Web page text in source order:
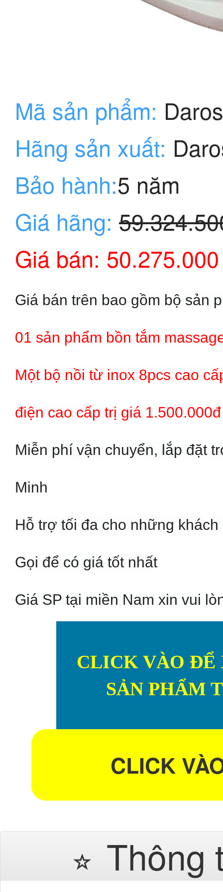
Mã sản phẩm:
Hãng sản xuất:
Bảo hành:5 năm
Giá hãng:
Giá bán:
Giá bán trên bao gồm bộ sản
01 sản phẩm bồn tắm
Một bộ nồi từ inox 8pcs cao
điện cao cấp trị giá 1.500.000đ
Miễn phí vận chuyển, lắp đặt
Minh
Hỗ trợ tối đa cho những
Gọi để có giá tốt nhất
Giá SP tại miền Nam xin vui
CLICK VÀO ĐỂ
SẢN PHẨM
CLICK
Thông